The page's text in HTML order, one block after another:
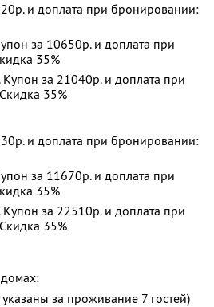
и доплата при бронировании:
за 10650р. и доплата при
35%
за 21040р. и доплата при
35%
и доплата при бронировании:
за 11670р. и доплата при
35%
за 22510р. и доплата при
35%
за проживание 7 гостей)